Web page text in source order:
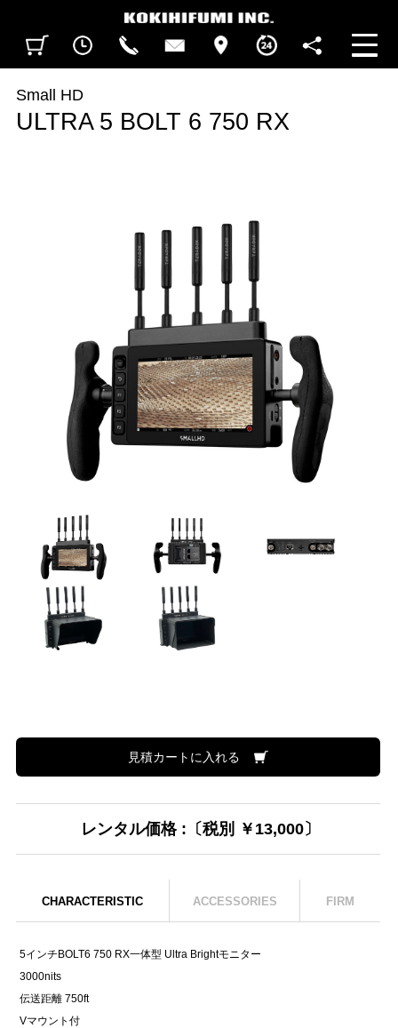
BUSINESS HOURS
FOLLOW US
Small HD
ULTRA 5 BOLT 6 750 RX
見積カートに入れる
レンタル価格 :〔税別 ￥13,000〕
CHARACTERISTIC ACCESSORIES FIRM
5インチBOLT6 750 RX一体型 Ultra Brightモニター
3000nits
伝送距離 750ft
Vマウント付